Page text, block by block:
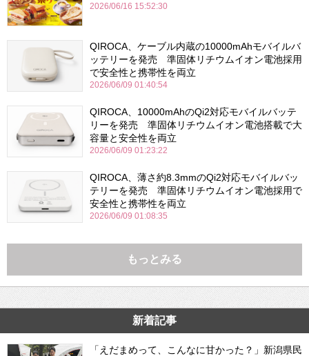
2026/06/16 15:52:30
QIROCA、ケーブル内蔵の10000mAhモバイルバ
ッテリーを発売 準固体リチウムイオン電池採用
で安全性と携帯性を両立
2026/06/09 01:40:54
QIROCA、10000mAhのQi2対応モバイルバッテ
リーを発売 準固体リチウムイオン電池搭載で大
容量と安全性を両立
2026/06/09 01:23:22
QIROCA、薄さ約8.3mmのQi2対応モバイルバッ
テリーを発売 準固体リチウムイオン電池採用で
安全性と携帯性を両立
2026/06/09 01:08:35
もっとみる
新着記事
「えだまめって、こんなに甘かった？」新潟県民